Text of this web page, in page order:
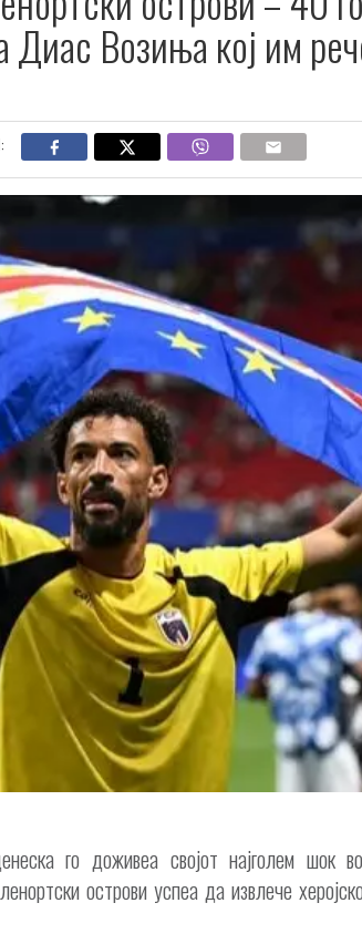
Возиња кој им
го доживеа својот најголем шок
острови успеа да извлече